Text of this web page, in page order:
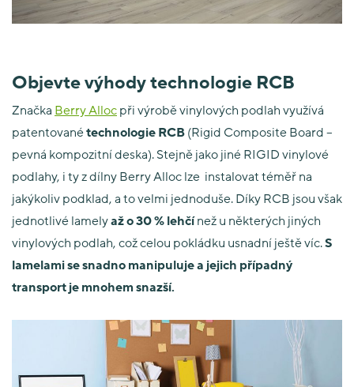
Objevte výhody technologie RCB
Značka Berry Alloc při výrobě vinylových podlah využívá
patentovanétechnologie RCB (Rigid Composite Board –
pevná kompozitní deska). Stejně jako jiné RIGID vinylové
podlahy, i ty z dílny Berry Alloc lze instalovat téměř na
jakýkoliv podklad, a to velmi jednoduše. Díky RCB jsou však
jednotlivé lamelyaž o 30 % lehčínež u některých jiných
vinylových podlah, což celou pokládku usnadní ještě víc.S
lamelami se snadno manipuluje a jejich případný
transport je mnohem snazší.